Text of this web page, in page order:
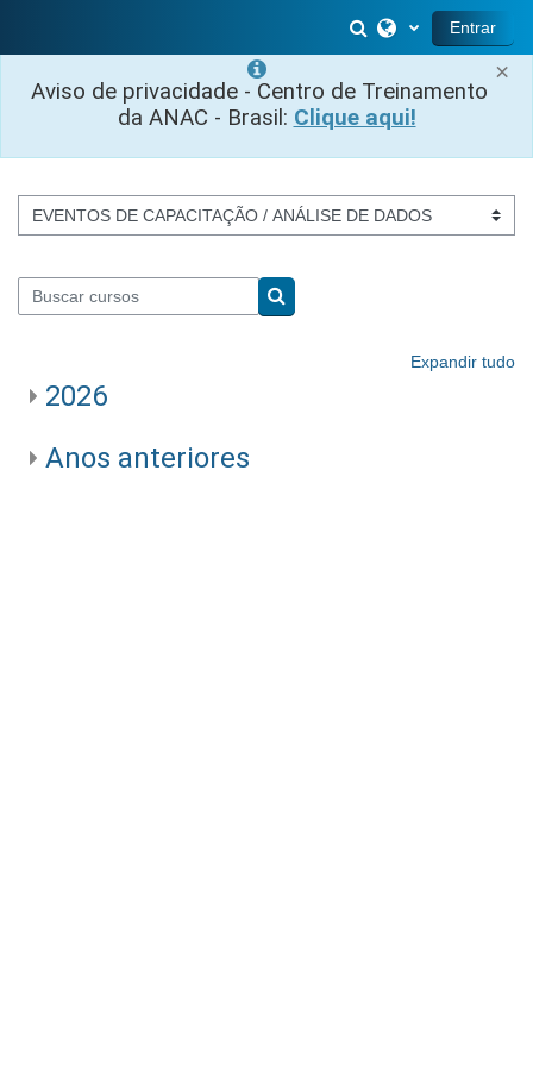
×
Aviso de privacidade - Centro de Treinamento
da ANAC - Brasil: Clique aqui!
Alternar entrada
Entrar
Categorias de Cursos
Buscar cursos
Buscar cursos
Expandir tudo
2026
Anos anteriores